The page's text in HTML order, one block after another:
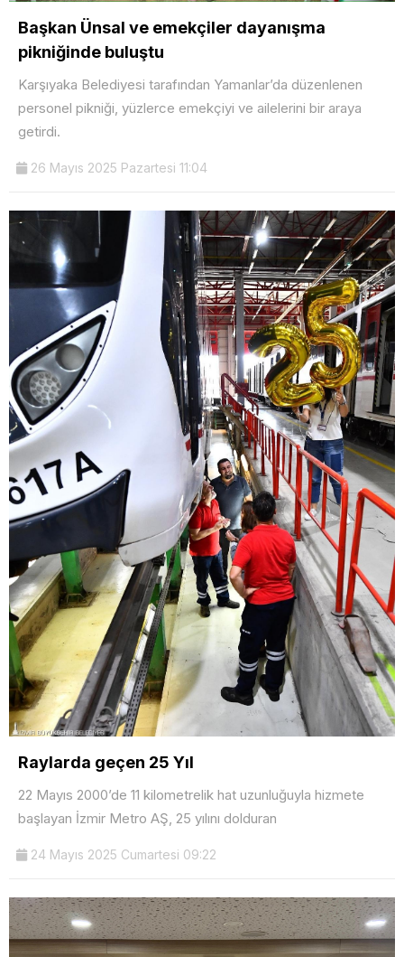
Başkan Ünsal ve emekçiler dayanışma
pikniğinde buluştu
Karşıyaka Belediyesi tarafından Yamanlar’da düzenlenen
personel pikniği, yüzlerce emekçiyi ve ailelerini bir araya
getirdi.
26 Mayıs 2025 Pazartesi 11:04
Raylarda geçen 25 Yıl
22 Mayıs 2000’de 11 kilometrelik hat uzunluğuyla hizmete
başlayan İzmir Metro AŞ, 25 yılını dolduran
24 Mayıs 2025 Cumartesi 09:22